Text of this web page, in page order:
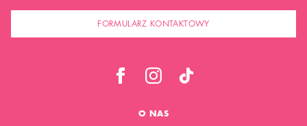
FORMULARZ KONTAKTOWY
O NAS